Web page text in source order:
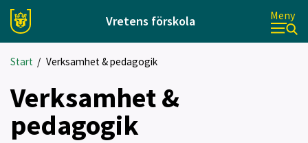
Vretens förskola Meny
Start / Verksamhet & pedagogik
Verksamhet &
pedagogik